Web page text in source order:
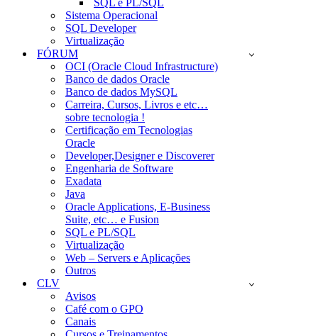
SQL e PL/SQL
Sistema Operacional
SQL Developer
Virtualização
FÓRUM
OCI (Oracle Cloud Infrastructure)
Banco de dados Oracle
Banco de dados MySQL
Carreira, Cursos, Livros e etc…
sobre tecnologia !
Certificação em Tecnologias
Oracle
Developer,Designer e Discoverer
Engenharia de Software
Exadata
Java
Oracle Applications, E-Business
Suite, etc… e Fusion
SQL e PL/SQL
Virtualização
Web – Servers e Aplicações
Outros
CLV
Avisos
Café com o GPO
Canais